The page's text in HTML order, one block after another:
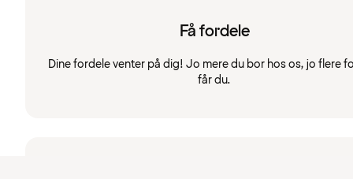
Få fordele
Dine fordele venter på dig! Jo mere du bor hos os, jo flere
får du.